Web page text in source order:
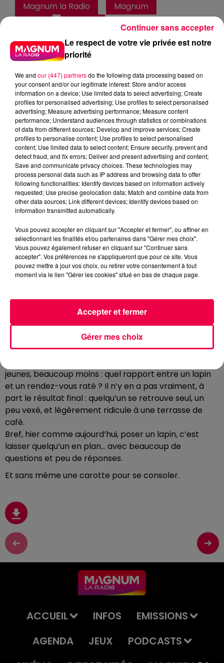
Magnum la Radio
Magnum
Meurthe et Moselle
Haute Marne
Alsace
Meuse
Fred
POSER UN LAPIN
0:00 53 sec
16 janvier 2026 - 53 sec
LE TRADUCTEUR DE GÉNÉRATION 16/01/2026
Tout le monde écoute Club Magnum, les jeunes et les
moins jeunes, et des fois ces générations ont du mal à
se comprendre. Pas d’inquiétude, je suis là pour
traduire !
POSER UN LAPIN
rongeurs.
“Poser un lapin”, ça veut dire ne pas venir à un rendez-
vous.
La personne vous attend, regarde l’heure, regarde son
téléphone… et vous, vous n’arrivez jamais.
jeunes, beaucoup moins : quel rapport entre un lapin
et un rendez-vous raté ? Il n’y en a pas vraiment, à
part le résultat final : quelqu’un se retrouve seul, un
peu vexé, et légèrement ridicule à une terrasse de
café.
Bref, hier comme aujourd’hui, poser un lapin, c’est
laisser quelqu’un en plan… avec beaucoup de
questions et peu de réponses.
Et sans même une carotte pour se consoler.
ACCUEIL INFOS
EMISSIONS
AGENDA
JEUX
PODCASTS
Le respect de votre vie privée est notre
priorité
We and our (447) partnersdo the following data processing based on
your consent and/or our legitimate interest: Store and/or access
information on a device; Use limited data to select advertising; Create
profiles for personalised advertising; Use profiles to select personalised
advertising; Measure advertising performance; Measure content
performance; Understand audiences through statistics or combinations
of data from different sources; Develop and improve services; Create
profiles to personalise content; Use profiles to select personalised
content; Use limited data to select content; Ensure security, prevent and
detect fraud, and fix errors; Deliver and present advertising and content;
Save and communicate privacy choices. These technologies may
process personal data such as IP address and browsing data to offer
following functionalities: Identify devices based on information actively
requested; Use precise geolocation data; Match and combine data from
other data sources; Link different devices; Identify devices based on
information transmitted automatically.
Vous pouvez accepter en cliquant sur "Accepter et fermer", ou affiner en
sélectionnant les finalités et/ou partenaires dans "Gérer mes choix".
Vous pouvez également refuser en cliquant sur "Continuer sans
accepter". Vos préférences ne s'appliqueront que pour ce site. Vous
pouvez mettre à jour vos choix, ou retirer votre consentement à tout
moment via le lien "Gérer les cookies" situé en bas de chaque page.
Gérer mes choix
Accepter et fermer
Continuer sans accepter